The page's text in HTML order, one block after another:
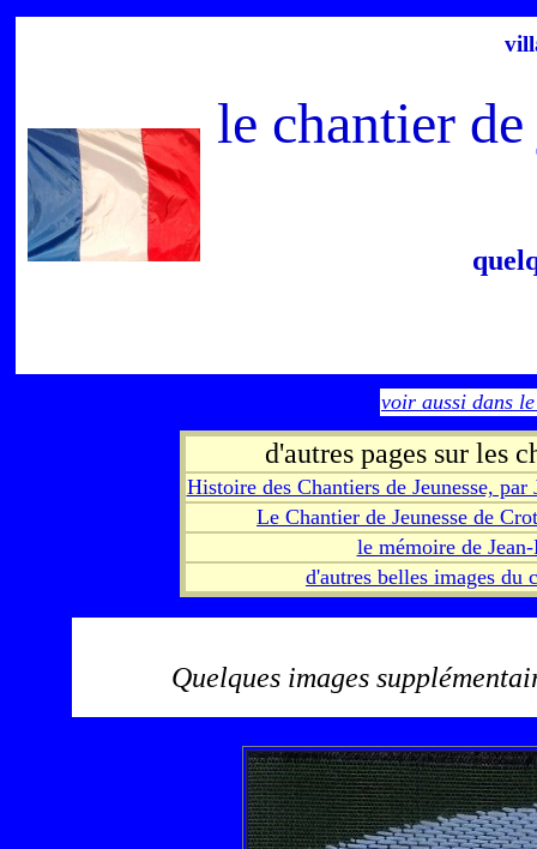
le chantier
voir aussi dans
d'autres pages sur les
Histoire des Chantiers de Jeunesse,
Le Chantier de Jeunesse de
le mémoire de
d'autres belles images du
Quelques images